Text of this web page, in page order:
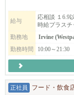
思います。
履歴書を必ず添付し
メールでのみ受付い
給与
応相談 １6.9
時給プラスチ
勤務地
Irvine
勤務時間
10:00～21:30
正社員 フード・飲食